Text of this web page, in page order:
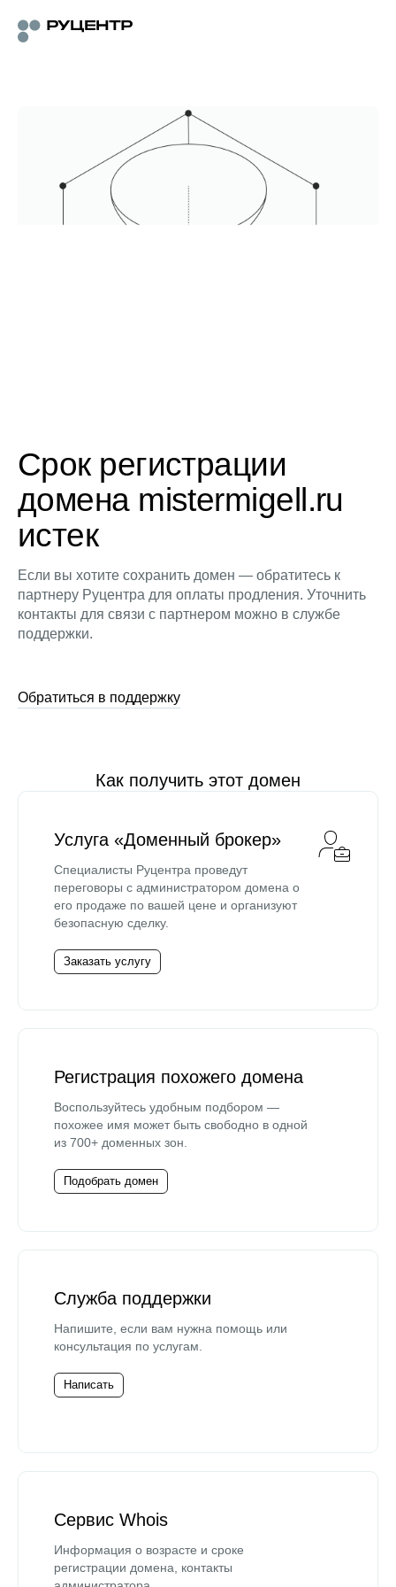
Срок регистрации
домена mistermigell.ru
истек
Если вы хотите сохранить домен — обратитесь к
партнеру Руцентра для оплаты продления. Уточнить
контакты для связи с партнером можно в службе
поддержки.
Обратиться в поддержку
Как получить этот домен
Услуга «Доменный брокер»
Специалисты Руцентра проведут
переговоры с администратором домена о
его продаже по вашей цене и организуют
безопасную сделку.
Заказать услугу
Регистрация похожего домена
Воспользуйтесь удобным подбором —
похожее имя может быть свободно в одной
из 700+ доменных зон.
Подобрать домен
Служба поддержки
Напишите, если вам нужна помощь или
консультация по услугам.
Написать
Сервис Whois
Информация о возрасте и сроке
регистрации домена, контакты